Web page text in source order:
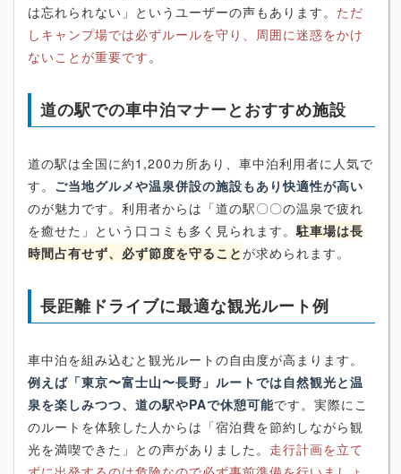
は忘れられない」というユーザーの声もあります。 ただ
しキャンプ場では必ずルールを守り、周囲に迷惑をかけ
ないことが重要です。
道の駅での車中泊マナーとおすすめ施設
道の駅は全国に約1,200カ所あり、車中泊利用者に人気で
す。 ご当地グルメや温泉併設の施設もあり快適性が高い
のが魅力です。利用者からは「道の駅〇〇の温泉で疲れ
を癒せた」という口コミも多く見られます。駐車場は長
時間占有せず、必ず節度を守ることが求められます。
長距離ドライブに最適な観光ルート例
車中泊を組み込むと観光ルートの自由度が高まります。
例えば「東京〜富士山〜長野」ルートでは自然観光と温
泉を楽しみつつ、道の駅やPAで休憩可能です。実際にこ
のルートを体験した人からは「宿泊費を節約しながら観
光を満喫できた」との声がありました。 走行計画を立て